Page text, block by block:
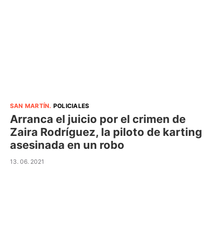
SAN MARTÍN. POLICIALES
Arranca el juicio por el crimen de
Zaira Rodríguez, la piloto de karting
asesinada en un robo
13. 06. 2021